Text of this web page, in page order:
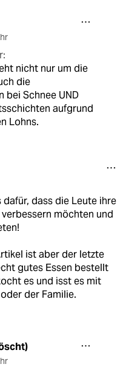
nicht nur um die
die
bei Schnee UND
aufgrund
Lohns.
dass die Leute ihre
möchten und
ist aber der letzte
gutes Essen bestellt
es und isst es mit
der Familie.